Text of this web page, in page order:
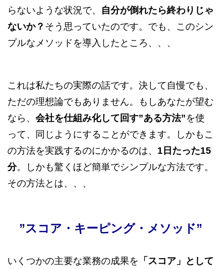
らないような状況で、 自分が倒れたら終わりじゃ
ないか？ そう思っていたのです。でも、このシン
プルなメソッドを導入したところ、、、
これは私たちの実際の話です。決して自慢でも、
ただの理想論でもありません。もしあなたが望む
なら、 会社を仕組み化して回す”ある方法”を使
って、同じようにすることができます。しかもこ
の方法を実践するのにかかるのは、 1日たった15
分。しかも驚くほど簡単でシンプルな方法です。
その方法とは、、、
”スコア・キーピング・メソッド”
いくつかの主要な業務の成果を 「スコア」として